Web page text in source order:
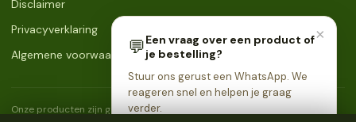
Disclaimer
Privacyverklaring
Algemene voorwaarden
Onze producten zijn geen geneesmiddelen en zijn niet bedoeld voor de
×
💬Een vraag over een product of
je bestelling?
Stuur ons gerust een WhatsApp. We
reageren snel en helpen je graag
verder.